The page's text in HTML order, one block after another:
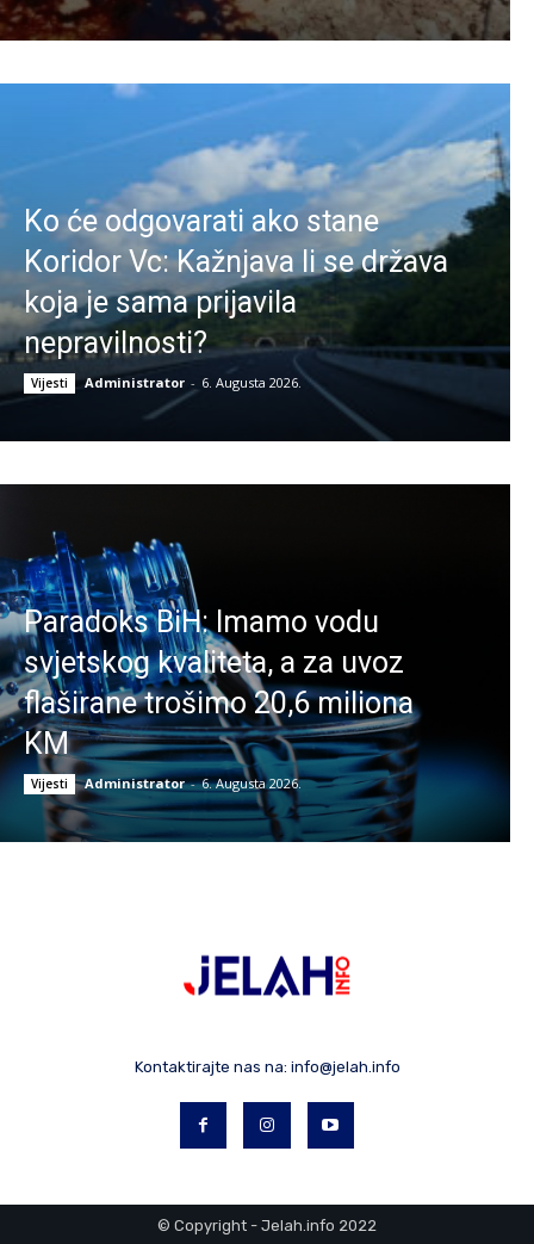
Ko će odgovarati ako stane
Koridor Vc: Kažnjava li se država
koja je sama prijavila
nepravilnosti?
Vijesti Administrator - 6. Augusta 2026.
Paradoks BiH: Imamo vodu
svjetskog kvaliteta, a za uvoz
flaširane trošimo 20,6 miliona
KM
Vijesti Administrator - 6. Augusta 2026.
Kontaktirajte nas na: info@jelah.info
© Copyright - Jelah.info 2022